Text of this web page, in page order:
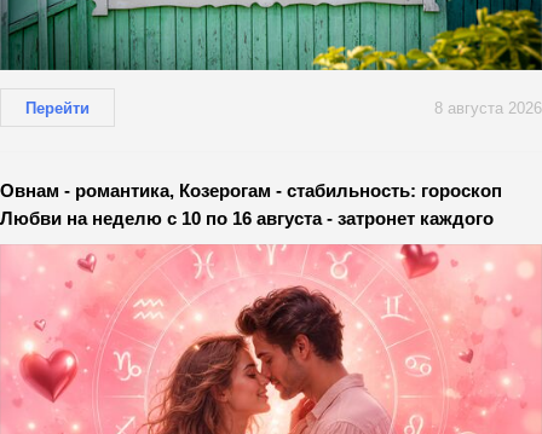
Перейти 8 августа 2026
Овнам - романтика, Козерогам - стабильность: гороскоп
Любви на неделю с 10 по 16 августа - затронет каждого